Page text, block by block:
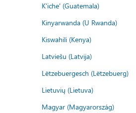
K'iche' (Guatemala)
Kinyarwanda (U Rwanda)
Kiswahili (Kenya)
Latviešu (Latvija)
Lëtzebuergesch (Lëtzebuerg)
Lietuvių (Lietuva)
Magyar (Magyarország)